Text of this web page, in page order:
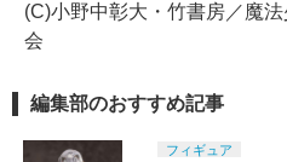
(C)小野中彰大・竹書房／魔
会
編集部のおすすめ記事
フィギュア